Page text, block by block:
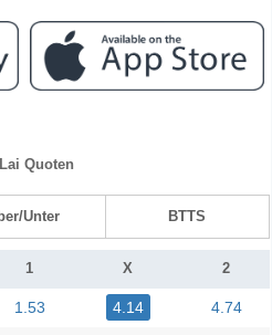
Quoten
Unter BTTS
1 X 2
1.53 4.14 4.74